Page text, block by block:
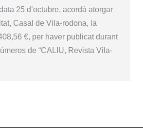
25 d’octubre, acordà atorgar
Casal de Vila-rodona, la
€, per haver publicat durant
de “CALIU, Revista Vila-